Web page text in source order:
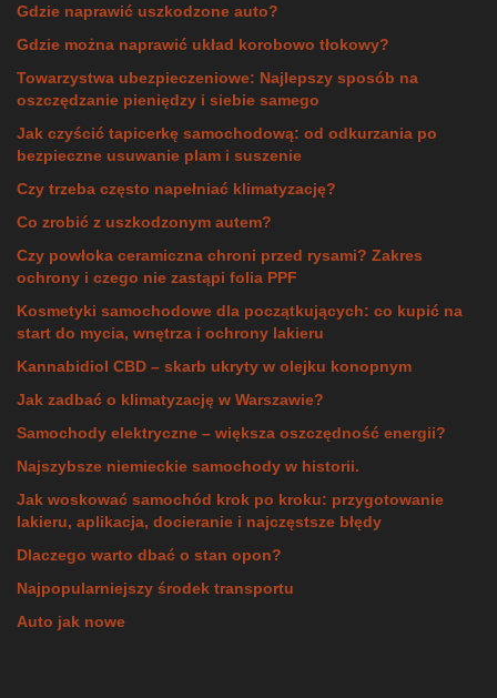
Gdzie naprawić uszkodzone auto?
Gdzie można naprawić układ korobowo tłokowy?
Towarzystwa ubezpieczeniowe: Najlepszy sposób na
oszczędzanie pieniędzy i siebie samego
Jak czyścić tapicerkę samochodową: od odkurzania po
bezpieczne usuwanie plam i suszenie
Czy trzeba często napełniać klimatyzację?
Co zrobić z uszkodzonym autem?
Czy powłoka ceramiczna chroni przed rysami? Zakres
ochrony i czego nie zastąpi folia PPF
Kosmetyki samochodowe dla początkujących: co kupić na
start do mycia, wnętrza i ochrony lakieru
Kannabidiol CBD – skarb ukryty w olejku konopnym
Jak zadbać o klimatyzację w Warszawie?
Samochody elektryczne – większa oszczędność energii?
Najszybsze niemieckie samochody w historii.
Jak woskować samochód krok po kroku: przygotowanie
lakieru, aplikacja, docieranie i najczęstsze błędy
Dlaczego warto dbać o stan opon?
Najpopularniejszy środek transportu
Auto jak nowe